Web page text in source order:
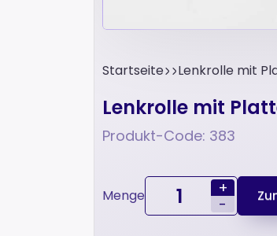
Startseite Lenkrolle mit
Lenkrolle mit
Produkt-Code: 383
Menge
+
-